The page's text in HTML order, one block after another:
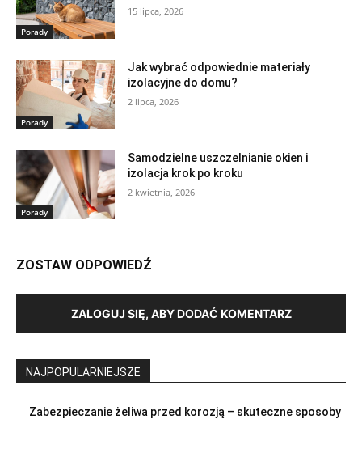
Porady
15 lipca, 2026
Porady
Jak wybrać odpowiednie materiały
izolacyjne do domu?
2 lipca, 2026
Porady
Samodzielne uszczelnianie okien i
izolacja krok po kroku
2 kwietnia, 2026
ZOSTAW ODPOWIEDŹ
ZALOGUJ SIĘ, ABY DODAĆ KOMENTARZ
NAJPOPULARNIEJSZE
Zabezpieczanie żeliwa przed korozją – skuteczne sposoby